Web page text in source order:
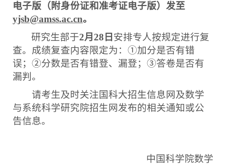
电子版（ 附身份证和准考证电子版）发至
yjsb@amss.ac.cn。
研究生部于2月28 日 安排专人按规定进行复
查。成绩复查内容限定为： ①加分是否有错
误；②分数是否有错登、漏登；③答卷是否有
漏判。
请考生及时关注国科大招生信息网及数学
与系统科学研究院招生网发布的相关通知或公
告信息。
中国科学院数学